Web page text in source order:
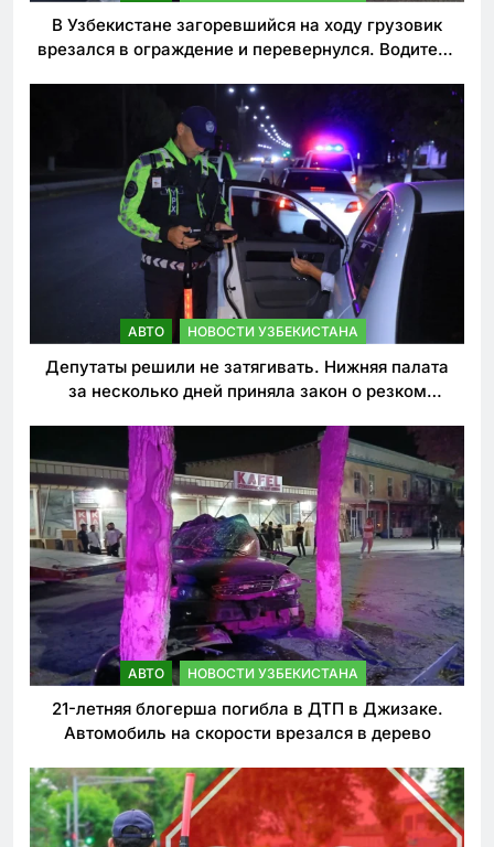
В Узбекистане загоревшийся на ходу грузовик
врезался в ограждение и перевернулся. Водитель
АВТО НОВОСТИ УЗБЕКИСТАНА
Депутаты решили не затягивать. Нижняя палата
за несколько дней приняла закон о резком
АВТО НОВОСТИ УЗБЕКИСТАНА
21-летняя блогерша погибла в ДТП в Джизаке.
Автомобиль на скорости врезался в дерево